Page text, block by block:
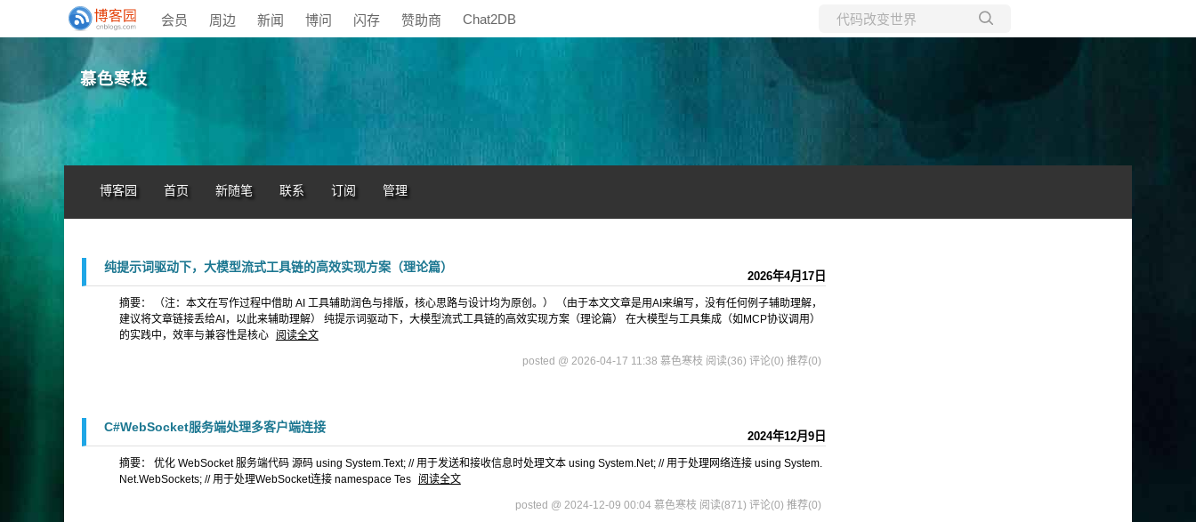
会员 周边 新闻 博问 闪存 赞助商 Chat2DB
慕色寒枝
博客园 首页 新随笔 联系 订阅 管理
2026年4月17日
纯提示词驱动下，大模型流式工具链的高效实现方案（理论篇）
摘要： （注：本文在写作过程中借助 AI 工具辅助润色与排版，核心思路与设计均为原创。） （由于本文文章是用AI来编写，没有任何例子辅助理解，
建议将文章链接丢给AI，以此来辅助理解） 纯提示词驱动下，大模型流式工具链的高效实现方案（理论篇） 在大模型与工具集成（如MCP协议调用）
的实践中，效率与兼容性是核心
阅读全文
posted @ 2026-04-17 11:38 慕色寒枝 阅读(36) 评论(0) 推荐(0)
2024年12月9日
C#WebSocket服务端处理多客户端连接
摘要： 优化 WebSocket 服务端代码 源码 using System.Text; // 用于发送和接收信息时处理文本 using System.Net; // 用于处理网络连接 using System.
Net.WebSockets; // 用于处理WebSocket连接 namespace Tes
阅读全文
posted @ 2024-12-09 00:04 慕色寒枝 阅读(871) 评论(0) 推荐(0)